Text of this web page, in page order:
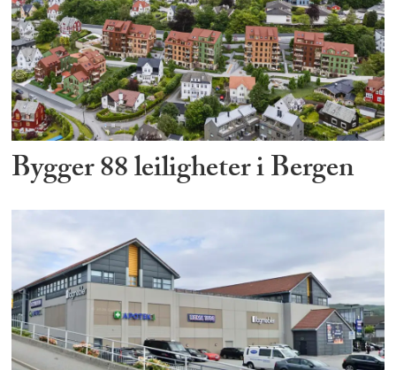
Bygger 88 leiligheter i Bergen